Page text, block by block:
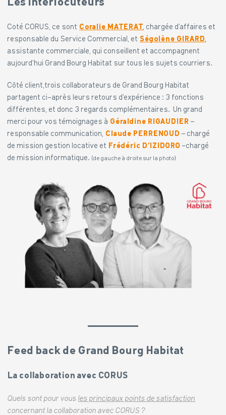
Les interlocuteurs
Coté CORUS, ce sont Coralie MATERAT, chargée d’affaires et
responsable du Service Commercial, et Ségolène GIRARD,
assistante commerciale, qui conseillent et accompagnent
aujourd’hui Grand Bourg Habitat sur tous les sujets courriers.
Côté client,trois collaborateurs de Grand Bourg Habitat
partagent ci-après leurs retours d’expérience : 3 fonctions
différentes, et donc 3 regards complémentaires. Un grand
merci pour vos témoignages à Géraldine RIGAUDIER –
responsable communication, Claude PERRENOUD – chargé
de mission gestion locative et Frédéric D’IZIDORO -chargé
de mission informatique. (de gauche à droite sur la photo)
Feed back de Grand Bourg Habitat
La collaboration avec CORUS
Quels sont pour vous les principaux points de satisfaction
concernant la collaboration avec CORUS ?